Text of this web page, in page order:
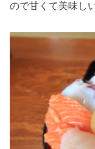
ので甘くて美味し